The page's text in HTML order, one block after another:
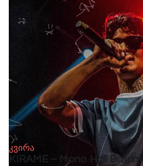
კვირა
KIRAME – Mono Hall Batumi